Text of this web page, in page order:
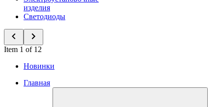
изделия
Светодиоды
Item 1 of 12
Новинки
Главная